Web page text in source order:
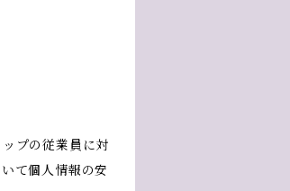
プの従業員に対
て個人情報の安